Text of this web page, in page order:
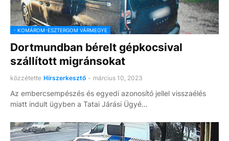
- KOMÁROM-ESZTERGOM VÁRMEGYE
Dortmundban bérelt gépkocsival
szállított migránsokat
közzétette Hírszerkesztő - március 10, 2023
Az embercsempészés és egyedi azonosító jellel visszaélés
miatt indult ügyben a Tatai Járási Ügyé…